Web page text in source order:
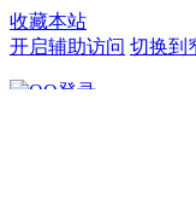
收藏本站
开启辅助访问 切换到